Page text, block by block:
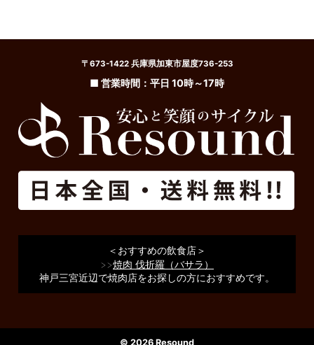
〒673-1422 兵庫県加東市屋度736-253
■ 営業時間：平日 10時～17時
＜おすすめの飲食店＞
>>焼肉 伐折羅（バサラ）
神戸三宮近辺で焼肉店をお探しの方におすすめです。
© 2026 Resound